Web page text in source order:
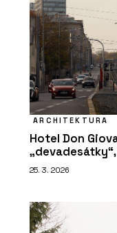
ARCHITEKTURA
Hotel Don
25. 3. 2026